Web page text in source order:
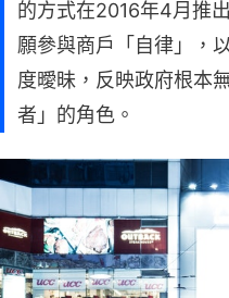
的方式在2016年4月推
願參與商戶「自律」，
度曖昧，反映政府根本
者」的角色。